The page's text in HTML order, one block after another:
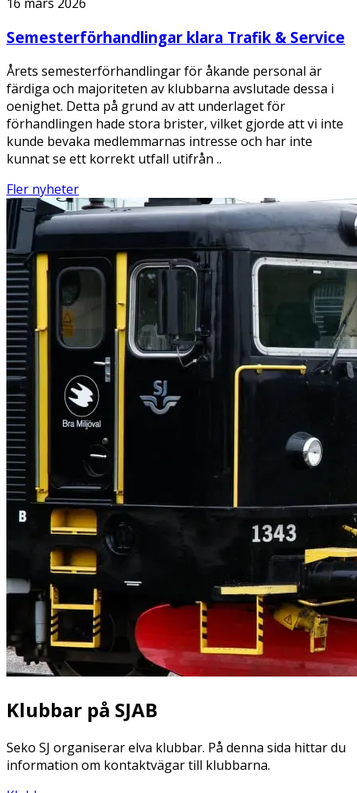
Semesterförhandlingar klara Trafik & Service
Årets semesterförhandlingar för åkande personal är
färdiga och majoriteten av klubbarna avslutade dessa i
oenighet. Detta på grund av att underlaget för
förhandlingen hade stora brister, vilket gjorde att vi inte
kunde bevaka medlemmarnas intresse och har inte
kunnat se ett korrekt utfall utifrån ..
Fler nyheter
Klubbar på SJAB
Seko SJ organiserar elva klubbar. På denna sida hittar du
information om kontaktvägar till klubbarna.